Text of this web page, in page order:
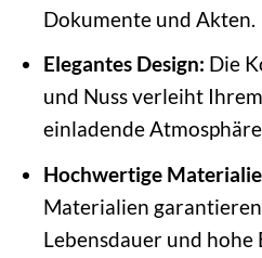
Dokumente und Akten.
Elegantes Design: Die
und Nuss verleiht
einladende
Hochwertige
Materialien
Lebensdauer und hohe